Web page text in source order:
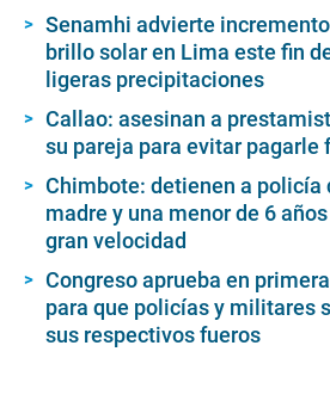
Senamhi advierte
brillo solar en Lima este fin
ligeras precipitaciones
Callao: asesinan a
su pareja para evitar pagarle
Chimbote: detienen a policía
madre y una menor de 6
gran velocidad
Congreso aprueba en
para que policías y militares
sus respectivos fueros